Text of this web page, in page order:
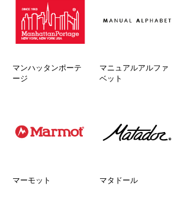
マンハッタンポーテ
ージ
マニュアルアルファ
ベット
マーモット マタドール